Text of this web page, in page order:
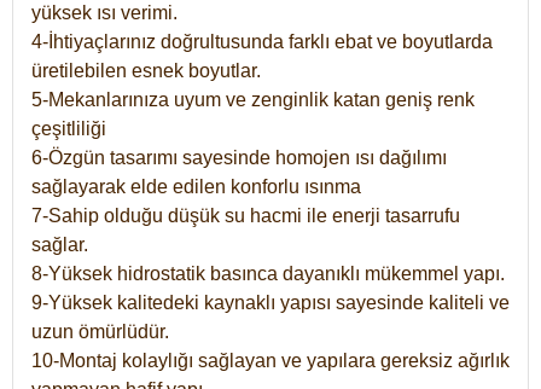
yüksek ısı verimi.
4-İhtiyaçlarınız doğrultusunda farklı ebat ve boyutlarda
üretilebilen esnek boyutlar.
5-Mekanlarınıza uyum ve zenginlik katan geniş renk
çeşitliliği
6-Özgün tasarımı sayesinde homojen ısı dağılımı
sağlayarak elde edilen konforlu ısınma
7-Sahip olduğu düşük su hacmi ile enerji tasarrufu
sağlar.
8-Yüksek hidrostatik basınca dayanıklı mükemmel yapı.
9-Yüksek kalitedeki kaynaklı yapısı sayesinde kaliteli ve
uzun ömürlüdür.
10-Montaj kolaylığı sağlayan ve yapılara gereksiz ağırlık